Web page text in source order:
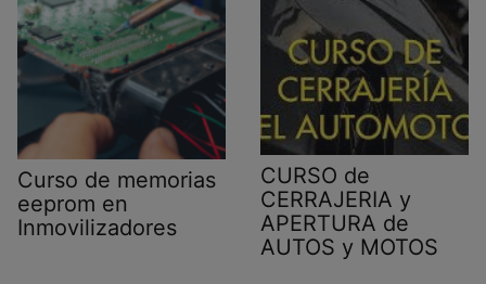
Curso de memorias
eeprom en
Inmovilizadores
CURSO de
CERRAJERIA y
APERTURA de
AUTOS y MOTOS